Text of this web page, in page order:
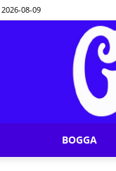
2026-08-09
BOGGA